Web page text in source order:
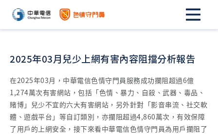
2025年03月兒少上網有害內容阻擋分析報告
在2025年03月，中華電信色情守門員服務成功攔阻超過6億
1,274萬次有害網站，包括「色情、暴力、自殺、武器、毒品、
賭博」兒少不宜的六大有害網站，另外針對「影音串流、社交軟
體、遊戲平台」等自訂類別，亦攔阻超過4,860萬次，有效保障
了用戶的上網安全，接下來看中華電信色情守門員為用戶攔阻了